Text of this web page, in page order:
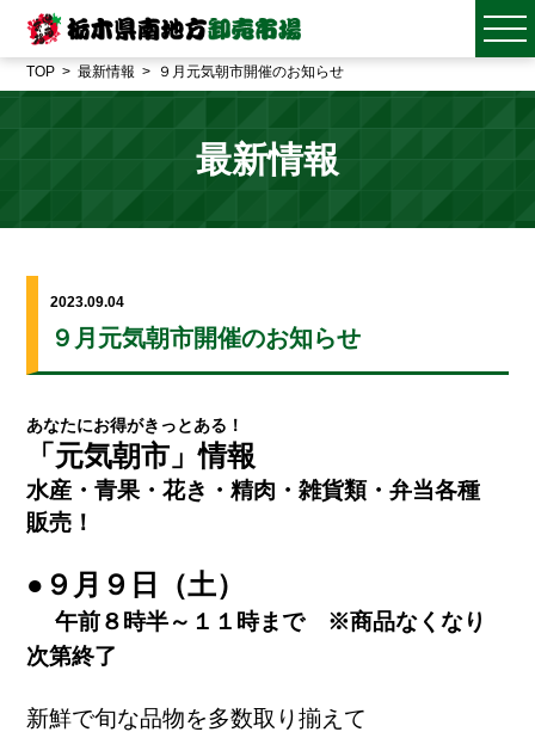
TOP 最新情報 ９月元気朝市開催のお知らせ
最新情報
2023.09.04
９月元気朝市開催のお知らせ
あなたにお得がきっとある！
「元気朝市」情報
水産・青果・花き・精肉・雑貨類・弁当各種
販売！
●９月９日（土）
午前８時半～１１時まで ※商品なくなり
次第終了
新鮮で旬な品物を多数取り揃えて